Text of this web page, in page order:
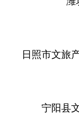
日照市文旅
宁阳县